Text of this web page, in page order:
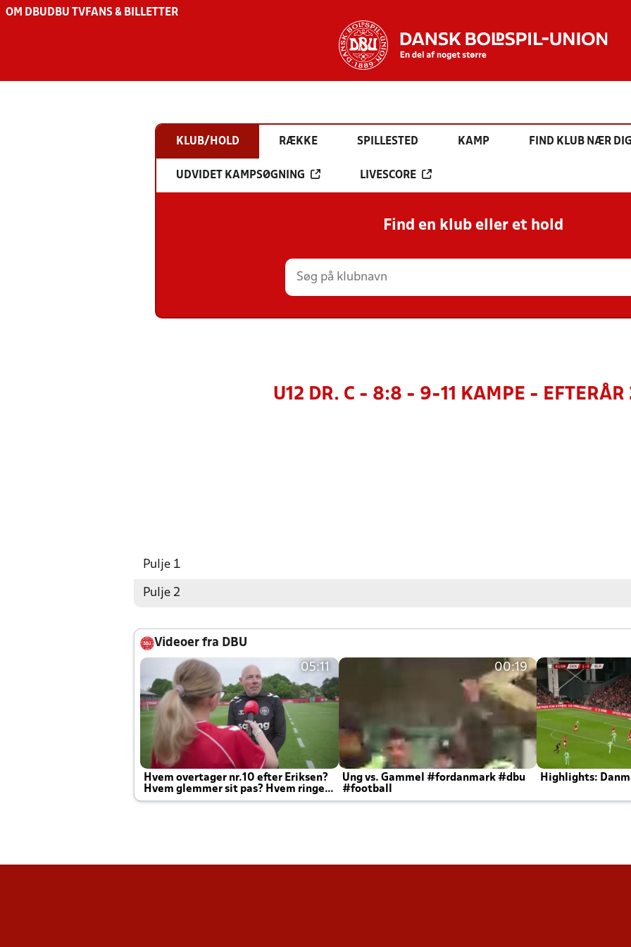
OM DBU DBU TV FANS & BILLETTER
KLUB/HOLD RÆKKE SPILLESTED KAMP FIND KLUB NÆR
UDVIDET KAMPSØGNING LIVESCORE
Find en klub eller et hold
U12 DR. C - 8:8 - 9-11 KAMPE -
Pulje 1
Pulje 2
Videoer fra DBU
05:11
Hvem overtager nr.10 efter Eriksen?
Hvem glemmer sit pas? Hvem ringer
Joachim altid til efter kampe?
00:19
Ung vs. Gammel #fordanmark #dbu
#football
Highlights: